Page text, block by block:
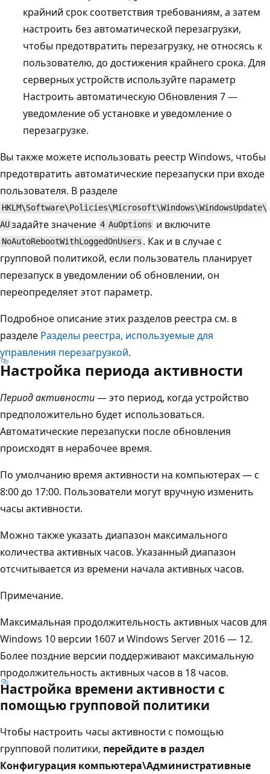
крайний срок соответствия требованиям, а затем
настроить без автоматической перезагрузки,
чтобы предотвратить перезагрузку, не относясь к
пользователю, до достижения крайнего срока. Для
серверных устройств используйте параметр
Настроить автоматическую Обновления 7 —
уведомление об установке и уведомление о
перезагрузке.
Вы также можете использовать реестр Windows, чтобы
предотвратить автоматические перезапуски при входе
пользователя. В разделе
HKLM\Software\Policies\Microsoft\Windows\WindowsUpdate\
AUзадайте значение 4 AuOptions и включите
NoAutoRebootWithLoggedOnUsers . Как и в случае с
групповой политикой, если пользователь планирует
перезапуск в уведомлении об обновлении, он
переопределяет этот параметр.
Подробное описание этих разделов реестра см. в
разделе Разделы реестра, используемые для
управления перезагрузкой.
Настройка периода активности
Период активности— это период, когда устройство
предположительно будет использоваться.
Автоматические перезапуски после обновления
происходят в нерабочее время.
По умолчанию время активности на компьютерах — с
8:00 до 17:00. Пользователи могут вручную изменить
часы активности.
Можно также указать диапазон максимального
количества активных часов. Указанный диапазон
отсчитывается из времени начала активных часов.
Примечание.
Максимальная продолжительность активных часов для
Windows 10 версии 1607 и Windows Server 2016 — 12.
Более поздние версии поддерживают максимальную
продолжительность активных часов в 18 часов.
Настройка времени активности с
помощью групповой политики
Чтобы настроить часы активности с помощью
групповой политики, перейдите в раздел
Конфигурация компьютера\Административные